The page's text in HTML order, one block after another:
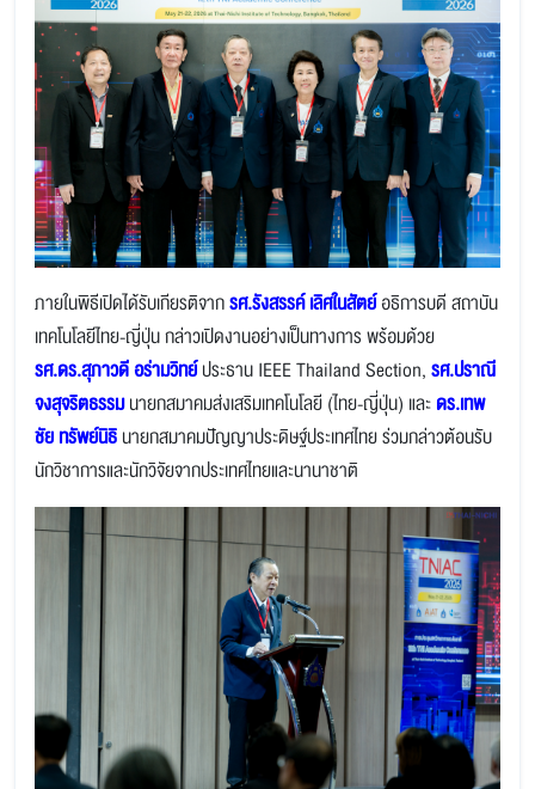
ภายในพิธีเปิดได้รับเกียรติจากรศ.รังสรรค์ เลิศในสัตย์อธิการบดี สถาบัน
เทคโนโลยีไทย-ญี่ปุ่นกล่าวเปิดงานอย่างเป็นทางการ พร้อมด้วย
รศ.ดร.สุภาวดี อร่ามวิทย์ประธาน IEEE Thailand Section,รศ.ปราณี
จงสุจริตธรรมนายกสมาคมส่งเสริมเทคโนโลยี (ไทย-ญี่ปุ่น) และดร.เทพ
ชัย ทรัพย์นิธินายกสมาคมปัญญาประดิษฐ์ประเทศไทย ร่วมกล่าวต้อนรับ
นักวิชาการและนักวิจัยจากประเทศไทยและนานาชาติ